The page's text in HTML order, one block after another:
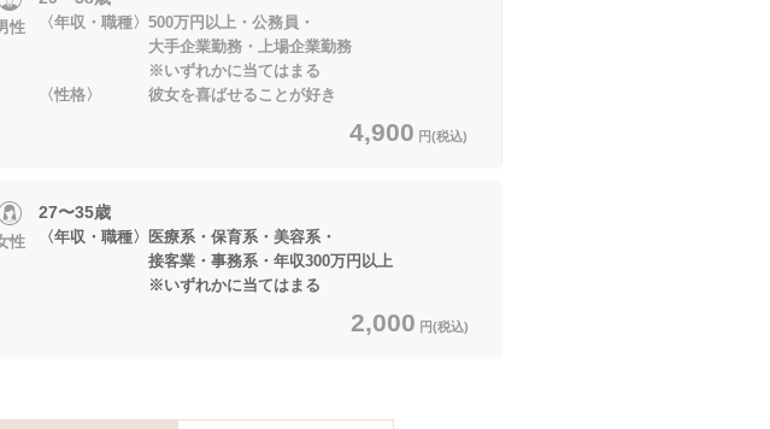
性
〈年収・職種〉500万円以上・公務員・
大手企業勤務・上場企業勤務
※いずれかに当てはまる
〈性格〉 彼女を喜ばせることが好き
4,900 円(税込)
性
27〜35歳
〈年収・職種〉医療系・保育系・美容系・
接客業・事務系・年収300万円以上
※いずれかに当てはまる
2,000 円(税込)